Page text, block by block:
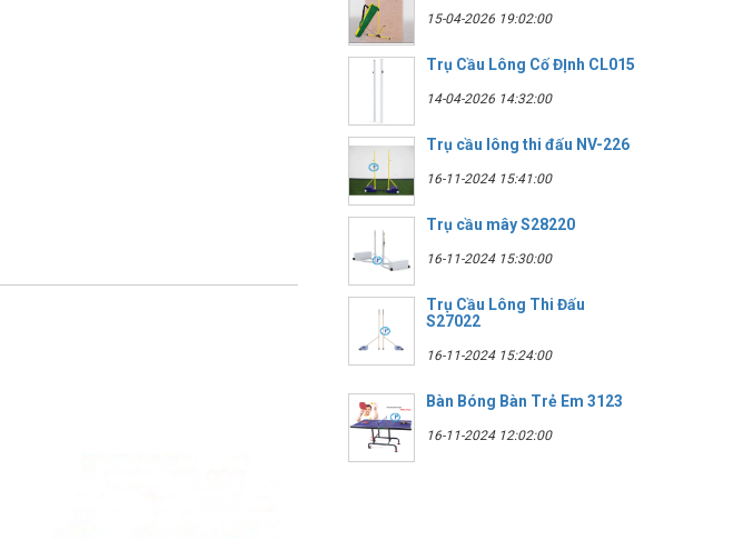
15-04-2026 19:02:00
Trụ Cầu Lông Cố ĐỊnh CL015
14-04-2026 14:32:00
Trụ cầu lông thi đấu NV-226
16-11-2024 15:41:00
Trụ cầu mây S28220
16-11-2024 15:30:00
Trụ Cầu Lông Thi Đấu
S27022
16-11-2024 15:24:00
Bàn Bóng Bàn Trẻ Em 3123
16-11-2024 12:02:00